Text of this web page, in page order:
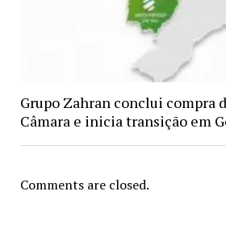
Grupo Zahran conclui compra
Câmara e inicia transição em
Comments are closed.